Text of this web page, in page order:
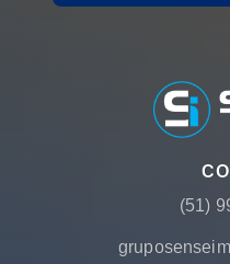
(51)